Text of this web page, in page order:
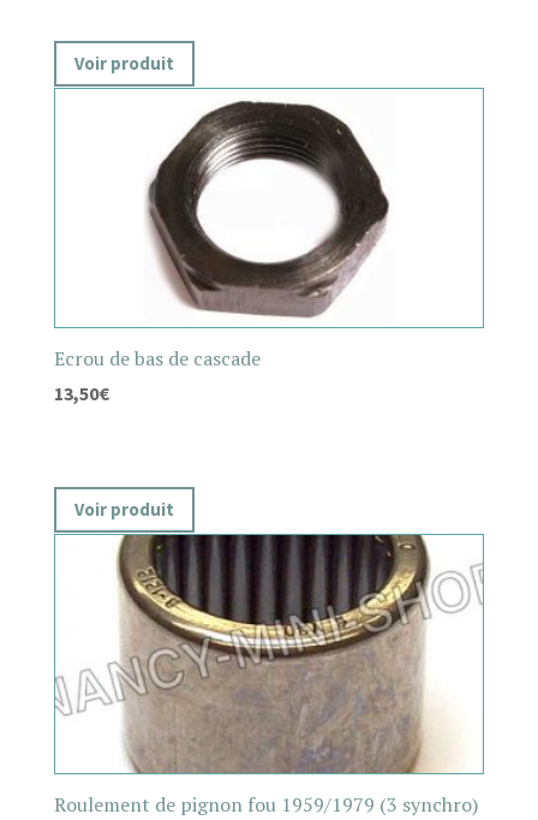
Voir produit
Ecrou de bas de cascade
13,50€
Voir produit
Roulement de pignon fou 1959/1979 (3 synchro)